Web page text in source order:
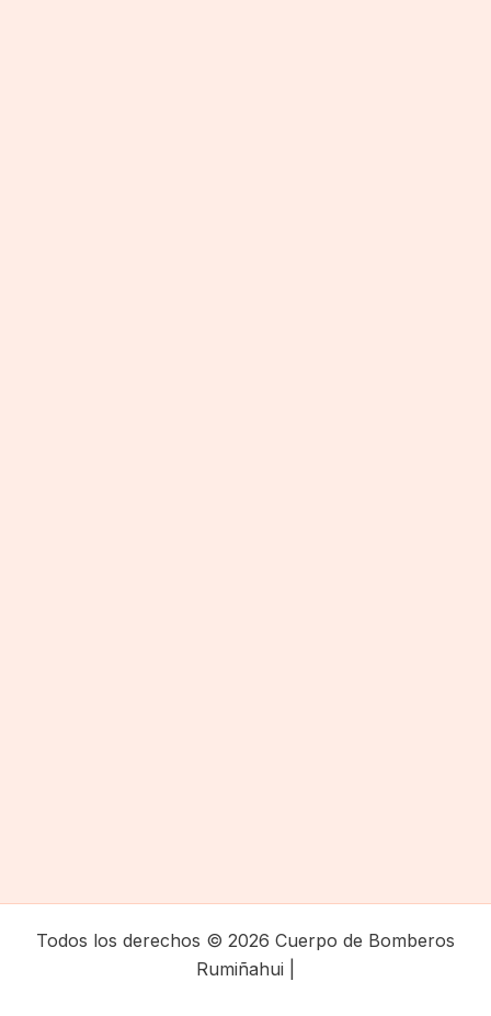
Todos los derechos © 2026 Cuerpo de Bomberos
Rumiñahui |